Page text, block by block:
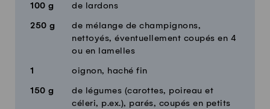
100 g de lardons
250 g
de mélange de champignons,
nettoyés, éventuellement coupés en 4
ou en lamelles
1 oignon, haché fin
150 g
de légumes (carottes, poireau et
céleri, p.ex.), parés, coupés en petits